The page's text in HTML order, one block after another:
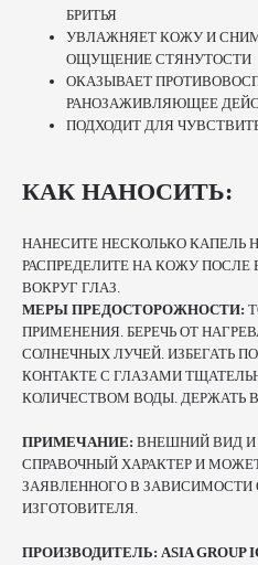
БРИТЬЯ
УВЛАЖНЯЕТ КОЖУ И
ОЩУЩЕНИЕ СТЯНУТОСТИ
ОКАЗЫВАЕТ
РАНОЗАЖИВЛЯЮЩЕЕ
ПОДХОДИТ ДЛЯ
КАК НАНОСИТЬ:
НАНЕСИТЕ НЕСКОЛЬКО КАПЕЛЬ
РАСПРЕДЕЛИТЕ НА КОЖУ ПОСЛЕ
ВОКРУГ ГЛАЗ.
МЕРЫ ПРЕДОСТОРОЖНОСТИ:
ПРИМЕНЕНИЯ. БЕРЕЧЬ ОТ
СОЛНЕЧНЫХ ЛУЧЕЙ. ИЗБЕГАТЬ
КОНТАКТЕ С ГЛАЗАМИ
КОЛИЧЕСТВОМ ВОДЫ. ДЕРЖАТЬ
ПРИМЕЧАНИЕ: ВНЕШНИЙ ВИД И
СПРАВОЧНЫЙ ХАРАКТЕР И
ЗАЯВЛЕННОГО В ЗАВИСИМОСТИ
ИЗГОТОВИТЕЛЯ.
ПРОИЗВОДИТЕЛЬ: ASIA GROUP